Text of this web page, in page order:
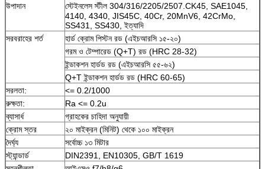
উপাদান
স্টেইনলেস স্টীল 304/316/2205/2507.CK45, SAE1045,
4140, 4340, JIS45C, 40Cr, 20MnV6, 42CrMo,
SS431, SS430, ইত্যাদি
সরবরাহের শর্ত
হার্ড ক্রোম পিস্টন রড (এইচআরসি ১৫-২০)
গরম ও টেম্পারেড (Q+T) রড (HRC 28-32)
ইন্ডাকশন হার্ডড রড (এইচআরসি ৫৫-৬২)
Q+T ইন্ডাকশন হার্ডড রড (HRC 60-65)
সরলতা:
<= 0.2/1000
রুক্ষতা:
Ra <= 0.2u
ব্যাসার্ধ
গ্রাহকের চাহিদা অনুযায়ী
ক্রোম স্তর
২০ মাইক্রন (মিনিট) থেকে ১০০ মাইক্রন
দৈর্ঘ্য
সর্বোচ্চ ১৩ মিটার
স্ট্যান্ডার্ড
DIN2391, EN10305, GB/T 1619